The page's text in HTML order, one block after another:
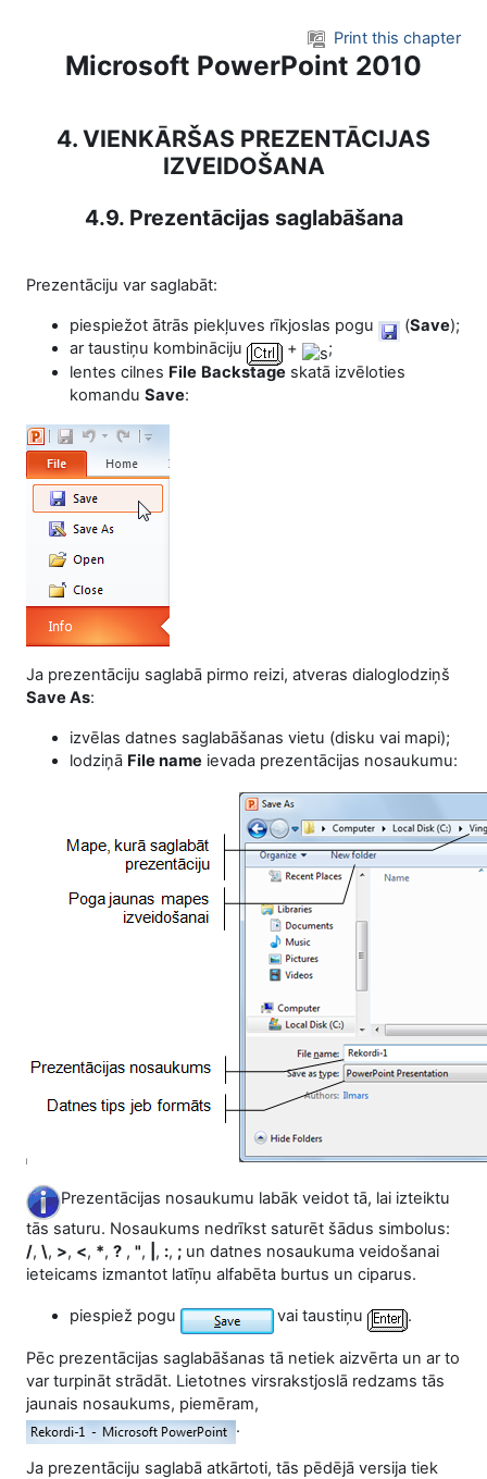
Print this chapter
Microsoft PowerPoint 2010
4. VIENKĀRŠAS PREZENTĀCIJAS
IZVEIDOŠANA
4.9. Prezentācijas saglabāšana
Prezentāciju var saglabāt:
piespiežot ātrās piekļuves rīkjoslas pogu (Save);
ar taustiņu kombināciju
+
;
lentes cilnes File Backstage skatā izvēloties
komandu Save:
Ja prezentāciju saglabā pirmo reizi, atveras dialoglodziņš
Save As:
izvēlas datnes saglabāšanas vietu (disku vai mapi);
lodziņā File name ievada prezentācijas nosaukumu:
Prezentācijas nosaukumu labāk veidot tā, lai izteiktu
tās saturu. Nosaukums nedrīkst saturēt šādus simbolus:
/, \, >, <, *, ? , ", , :, ; un datnes nosaukuma veidošanai
ieteicams izmantot latīņu alfabēta burtus un ciparus.
piespiež pogu vai taustiņu .
Pēc prezentācijas saglabāšanas tā netiek aizvērta un ar to
var turpināt strādāt. Lietotnes virsrakstjoslā redzams tās
jaunais nosaukums, piemēram,
.
Ja prezentāciju saglabā atkārtoti, tās pēdējā versija tiek